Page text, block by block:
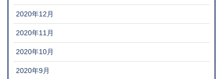
2020年12月
2020年11月
2020年10月
2020年9月